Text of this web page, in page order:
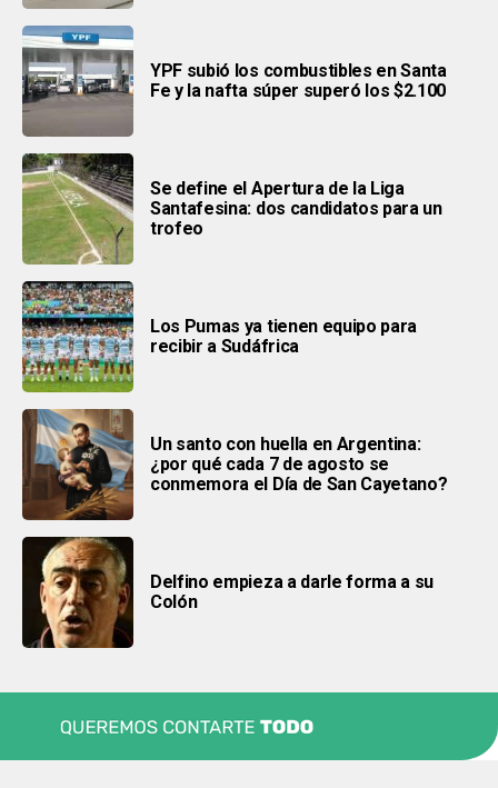
YPF subió los combustibles en Santa
Fe y la nafta súper superó los $2.100
Se define el Apertura de la Liga
Santafesina: dos candidatos para un
trofeo
Los Pumas ya tienen equipo para
recibir a Sudáfrica
Un santo con huella en Argentina:
¿por qué cada 7 de agosto se
conmemora el Día de San Cayetano?
Delfino empieza a darle forma a su
Colón